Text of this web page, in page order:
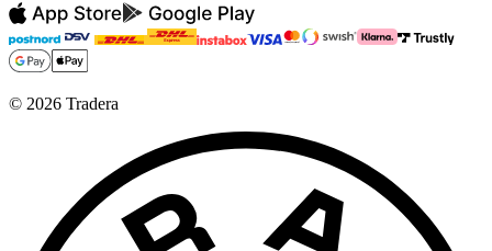
© 2026 Tradera